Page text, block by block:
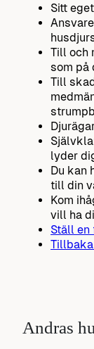
Sitt
Till och
som på
Till
lyder
Du kan
till din
Kom
vill ha
Ställ en
Andras